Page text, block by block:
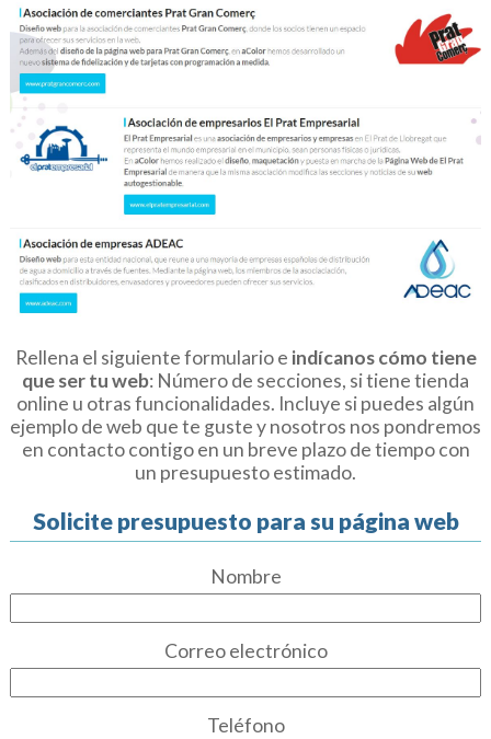
Rellena el siguiente formulario e indícanos cómo tiene
que ser tu web: Número de secciones, si tiene tienda
online u otras funcionalidades. Incluye si puedes algún
ejemplo de web que te guste y nosotros nos pondremos
en contacto contigo en un breve plazo de tiempo con
un presupuesto estimado.
Solicite presupuesto para su página web
Nombre
Correo electrónico
Teléfono